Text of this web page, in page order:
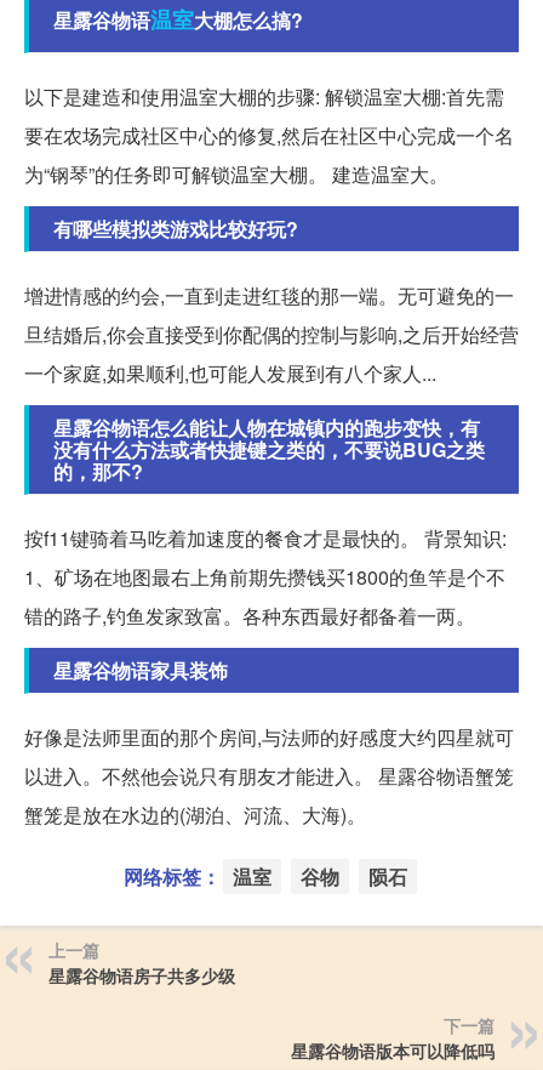
星露谷物语温室大棚怎么搞?
以下是建造和使用温室大棚的步骤: 解锁温室大棚:首先需
要在农场完成社区中心的修复,然后在社区中心完成一个名
为“钢琴”的任务即可解锁温室大棚。 建造温室大。
有哪些模拟类游戏比较好玩?
增进情感的约会,一直到走进红毯的那一端。无可避免的一
旦结婚后,你会直接受到你配偶的控制与影响,之后开始经营
一个家庭,如果顺利,也可能人发展到有八个家人...
星露谷物语怎么能让人物在城镇内的跑步变快，有
没有什么方法或者快捷键之类的，不要说BUG之类
的，那不?
按f11键骑着马吃着加速度的餐食才是最快的。 背景知识:
1、矿场在地图最右上角前期先攒钱买1800的鱼竿是个不
错的路子,钓鱼发家致富。各种东西最好都备着一两。
星露谷物语家具装饰
好像是法师里面的那个房间,与法师的好感度大约四星就可
以进入。不然他会说只有朋友才能进入。 星露谷物语蟹笼
蟹笼是放在水边的(湖泊、河流、大海)。
网络标签： 温室 谷物 陨石
上一篇
星露谷物语房子共多少级
下一篇
星露谷物语版本可以降低吗